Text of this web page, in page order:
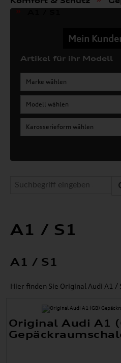
»
Mein
Artikel für ihr Modell
Marke wählen
Modell wählen
Karosserieform wählen
A1 / S1
A1 / S1
Hier finden Sie Original Audi A1 /
Original Audi A1